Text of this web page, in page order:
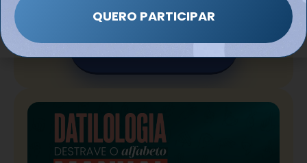
sai do discurso e vira prática de sala de aula.
QUERO ESTE CURSO
QUERO PARTICIPAR